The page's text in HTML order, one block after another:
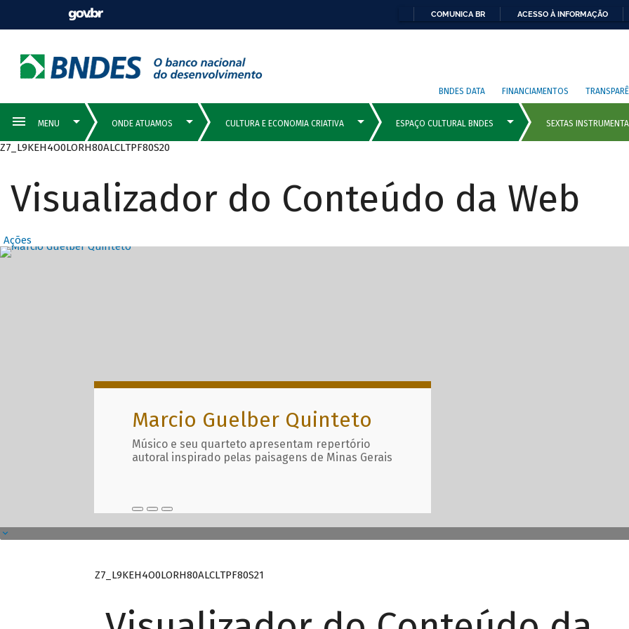
COMUNICA BR ACESSO À INFORMAÇÃO
BNDES DATA FINANCIAMENTOS
Z7_L9KEH4O0LORH80ALCLTPF80S20
Visualizador do Conteúdo da Web
Ações
Destaques Principais com
Marcio Guelber Quinteto
Músico e seu quarteto apresentam repertório
autoral inspirado pelas paisagens de Minas Gerais
Z7_L9KEH4O0LORH80ALCLTPF80S21